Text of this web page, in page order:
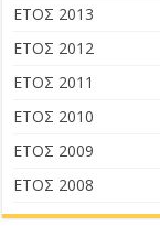
ΕΤΟΣ 2013
ΕΤΟΣ 2012
ΕΤΟΣ 2011
ΕΤΟΣ 2010
ΕΤΟΣ 2009
ΕΤΟΣ 2008